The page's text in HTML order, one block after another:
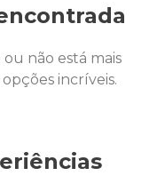
não está mais
incríveis.